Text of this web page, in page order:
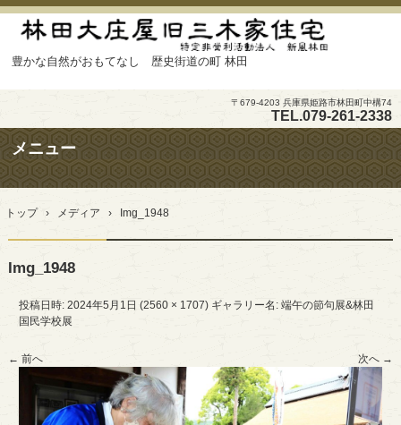
豊かな自然がおもてなし 歴史街道の町 林田
TEL.079-261-2338
〒679-4203 兵庫県姫路市林田町中構74
メニュー
コ
テ
へ
トップ › メディア › Img_1948
Img_1948
投稿日時: 2024年5月1日 (2560 × 1707) ギャラリー名: 端午の節句展&林田
国民学校展
← 前へ 次へ →